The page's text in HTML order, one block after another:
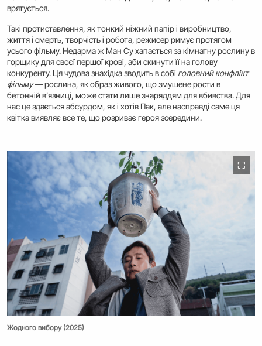
врятується.
Такі протиставлення, як тонкий ніжний папір і виробництво,
життя і смерть, творчість і робота, режисер римує протягом
усього фільму. Недарма ж Ман Су хапається за кімнатну рослину в
горщику для своєї першої крові, аби скинути її на голову
конкуренту. Ця чудова знахідка зводить в собі головний конфлікт
фільму— рослина, як образ живого, що змушене рости в
бетонній в’язниці, може стати лише знаряддям для вбивства. Для
нас це здається абсурдом, як і хотів Пак, але насправді саме ця
квітка виявляє все те, що розриває героя зсередини.
⛶
Жодного вибору (2025)